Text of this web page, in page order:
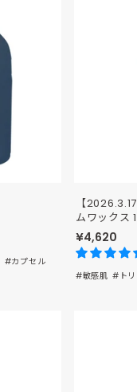
#カプセル
【
ムワックス
¥4,620
#敏感肌 #トリ